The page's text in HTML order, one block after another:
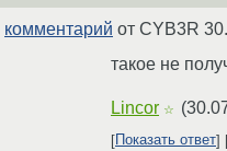
комментарий от CYB3R
такое не
Lincor ☆ (
Показать ответ